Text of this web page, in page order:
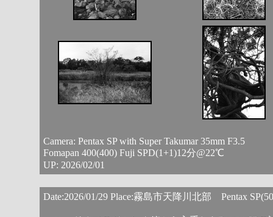
Camera: Pentax SP with Super Takumar 35mm F3.5
Fomapan 400(400) Fuji SPD(1+1)12分@22℃
UP: 2026/02/01
Date:2026/01/29 Place:霧島市天降川北部 Pentax